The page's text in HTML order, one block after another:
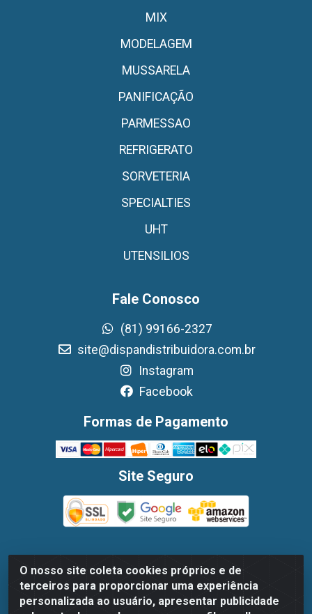
O nosso site coleta cookies próprios e de
terceiros para proporcionar uma experiência
personalizada ao usuário, apresentar publicidade
MIX
MODELAGEM
MUSSARELA
PANIFICAÇÃO
PARMESSAO
REFRIGERATO
SORVETERIA
SPECIALTIES
UHT
UTENSILIOS
Fale Conosco
(81) 99166-2327
site@dispandistribuidora.com.br
Instagram
Facebook
Formas de Pagamento
Site Seguro
Dispan Distribuidora de Alimentos LTDA - Avenida
Marechal Mascarenhas De Moraes, 1048- Imbiribeira,
Recife/PE - CEP 51.170-000 - CNPJ 30.779.584/0003-78